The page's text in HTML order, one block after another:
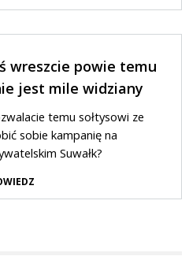
wreszcie powie temu
jest mile widziany
temu sołtysowi ze
sobie kampanię na
Suwałk?